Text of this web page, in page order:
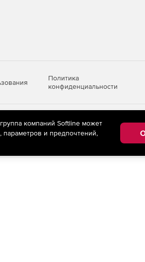
Политика
конфиденциальности
технологии предоставления
находящихся на территории
компаний Softline может
и предпочтений,